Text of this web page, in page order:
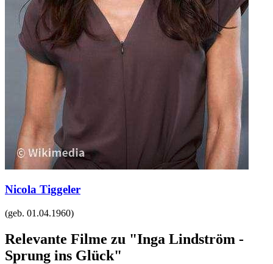
Nicola Tiggeler
(geb. 01.04.1960)
Relevante Filme zu "Inga Lindström -
Sprung ins Glück"